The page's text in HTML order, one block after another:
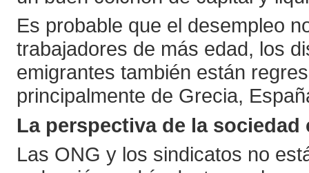
Es probable que el desempleo
trabajadores de más edad, los
emigrantes también están
principalmente de Grecia,
La perspectiva de la sociedad
Las ONG y los sindicatos no